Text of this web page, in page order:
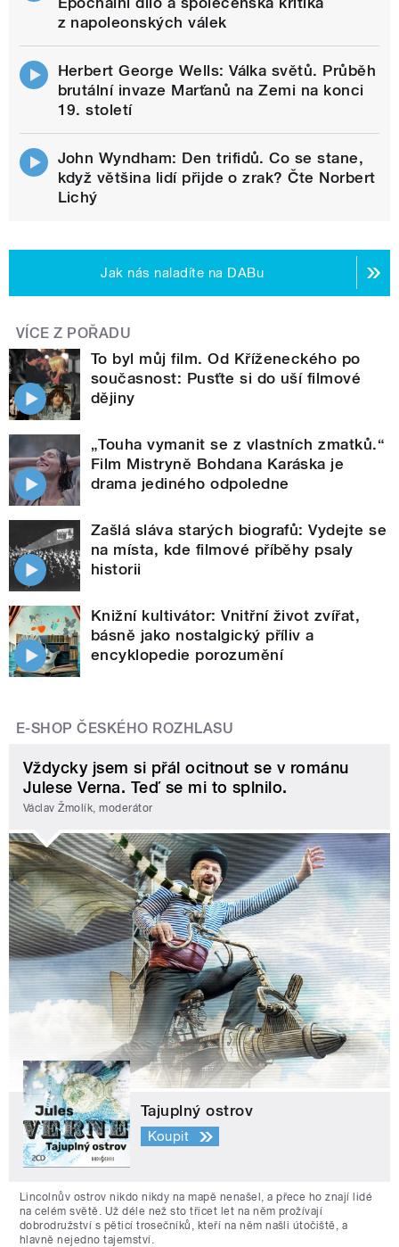
z napoleonských válek
Herbert George Wells: Válka světů. Průběh
brutální invaze Marťanů na Zemi na konci
19. století
John Wyndham: Den trifidů. Co se stane,
když většina lidí přijde o zrak? Čte Norbert
Lichý
Jak nás naladíte na DABu
VÍCE Z POŘADU
To byl můj film. Od Kříženeckého po
současnost: Pusťte si do uší filmové
dějiny
„Touha vymanit se z vlastních zmatků.“
Film Mistryně Bohdana Karáska je
drama jediného odpoledne
Zašlá sláva starých biografů: Vydejte se
na místa, kde filmové příběhy psaly
historii
Knižní kultivátor: Vnitřní život zvířat,
básně jako nostalgický příliv a
encyklopedie porozumění
E-SHOP ČESKÉHO ROZHLASU
Vždycky jsem si přál ocitnout se v románu
Julese Verna. Teď se mi to splnilo.
Václav Žmolík, moderátor
Tajuplný ostrov
Koupit
Lincolnův ostrov nikdo nikdy na mapě nenašel, a přece ho znají lidé
na celém světě. Už déle než sto třicet let na něm prožívají
dobrodružství s pěticí trosečníků, kteří na něm našli útočiště, a
hlavně nejedno tajemství.